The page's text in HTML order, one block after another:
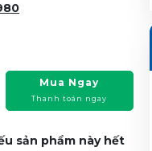
Mua Ngay
Thanh toán ngay
sản phẩm này hết